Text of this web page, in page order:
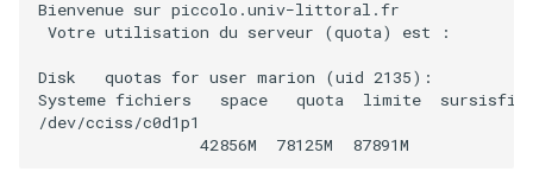
Bienvenue sur
Votre utilisation du serveur (quota) est :
Disk quotas for user marion (uid 2135) :
Systeme fichiers space quota limite
42856M
78125M 87891M